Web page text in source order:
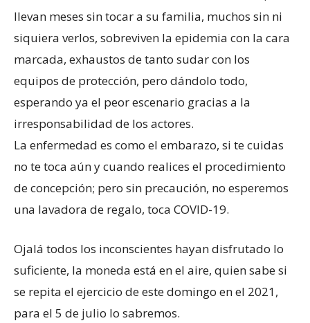
llevan meses sin tocar a su familia, muchos sin ni
siquiera verlos, sobreviven la epidemia con la cara
marcada, exhaustos de tanto sudar con los
equipos de protección, pero dándolo todo,
esperando ya el peor escenario gracias a la
irresponsabilidad de los actores.
La enfermedad es como el embarazo, si te cuidas
no te toca aún y cuando realices el procedimiento
de concepción; pero sin precaución, no esperemos
una lavadora de regalo, toca COVID-19.
Ojalá todos los inconscientes hayan disfrutado lo
suficiente, la moneda está en el aire, quien sabe si
se repita el ejercicio de este domingo en el 2021,
para el 5 de julio lo sabremos.